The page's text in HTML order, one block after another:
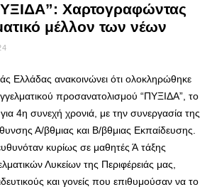
Χαρτογραφώντας
μέλλον των νέων
Ελλάδας ανακοινώνει ότι ολοκληρώθηκε
προσανατολισμού “ΠΥΞΙΔΑ”, το
4η συνεχή χρονιά, με την συνεργασία της
Α/βθμιας και Β/βθμιας Εκπαίδευσης.
κυρίως σε μαθητές Ά τάξης
Λυκείων της Περιφέρειάς μας,
και γονείς που επιθυμούσαν να το